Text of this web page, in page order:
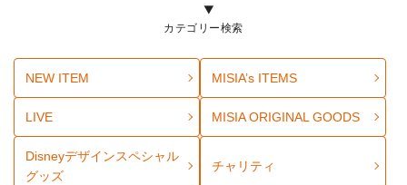
カテゴリー検索
NEW ITEM MISIA’s ITEMS
LIVE MISIA ORIGINAL GOODS
Disneyデザインスペシャル
グッズ
チャリティ